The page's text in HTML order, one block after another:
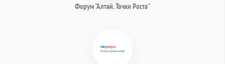
Форум "Алтай. Точки Роста"